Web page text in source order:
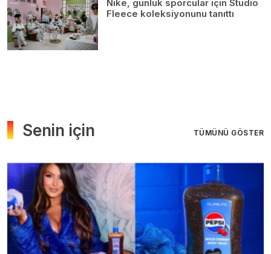
Nike, günlük sporcular için Studio
Fleece koleksiyonunu tanıttı
Senin için TÜMÜNÜ GÖSTER